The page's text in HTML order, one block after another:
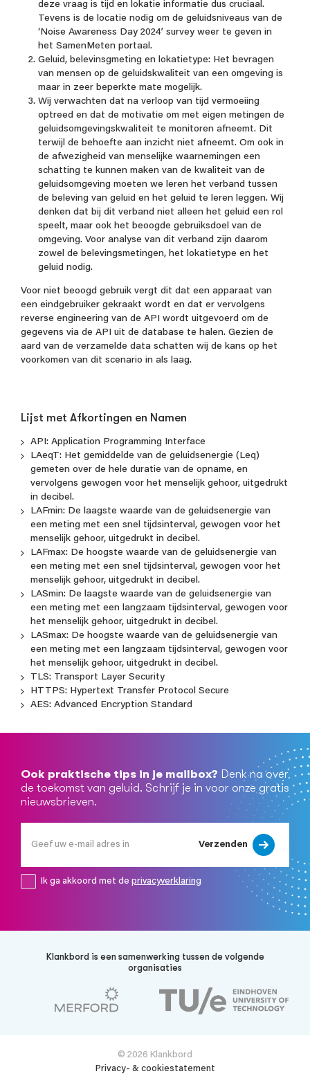
deze vraag is tijd en lokatie informatie dus cruciaal.
Tevens is de locatie nodig om de geluidsniveaus van de
‘Noise Awareness Day 2024’ survey weer te geven in
het SamenMeten portaal.
Geluid, belevinsgmeting en lokatietype: Het bevragen
van mensen op de geluidskwaliteit van een omgeving is
maar in zeer beperkte mate mogelijk.
Wij verwachten dat na verloop van tijd vermoeiing
optreed en dat de motivatie om met eigen metingen de
geluidsomgevingskwaliteit te monitoren afneemt. Dit
terwijl de behoefte aan inzicht niet afneemt. Om ook in
de afwezigheid van menselijke waarnemingen een
schatting te kunnen maken van de kwaliteit van de
geluidsomgeving moeten we leren het verband tussen
de beleving van geluid en het geluid te leren leggen. Wij
denken dat bij dit verband niet alleen het geluid een rol
speelt, maar ook het beoogde gebruiksdoel van de
omgeving. Voor analyse van dit verband zijn daarom
zowel de belevingsmetingen, het lokatietype en het
geluid nodig.
Voor niet beoogd gebruik vergt dit dat een apparaat van
een eindgebruiker gekraakt wordt en dat er vervolgens
reverse engineering van de API wordt uitgevoerd om de
gegevens via de API uit de database te halen. Gezien de
aard van de verzamelde data schatten wij de kans op het
voorkomen van dit scenario in als laag.
Lijst met Afkortingen en Namen
API: Application Programming Interface
LAeqT: Het gemiddelde van de geluidsenergie (Leq)
gemeten over de hele duratie van de opname, en
vervolgens gewogen voor het menselijk gehoor, uitgedrukt
in decibel.
LAFmin: De laagste waarde van de geluidsenergie van
een meting met een snel tijdsinterval, gewogen voor het
menselijk gehoor, uitgedrukt in decibel.
LAFmax: De hoogste waarde van de geluidsenergie van
een meting met een snel tijdsinterval, gewogen voor het
menselijk gehoor, uitgedrukt in decibel.
LASmin: De laagste waarde van de geluidsenergie van
een meting met een langzaam tijdsinterval, gewogen voor
het menselijk gehoor, uitgedrukt in decibel.
LASmax: De hoogste waarde van de geluidsenergie van
een meting met een langzaam tijdsinterval, gewogen voor
het menselijk gehoor, uitgedrukt in decibel.
TLS: Transport Layer Security
HTTPS: Hypertext Transfer Protocol Secure
AES: Advanced Encryption Standard
Ook praktische tips in je mailbox? Denk na over
de toekomst van geluid. Schrijf je in voor onze gratis
nieuwsbrieven.
Verzenden
Ik ga akkoord met de privacyverklaring
Klankbord is een samenwerking tussen de volgende
organisaties
© 2026 Klankbord
Privacy- & cookiestatement